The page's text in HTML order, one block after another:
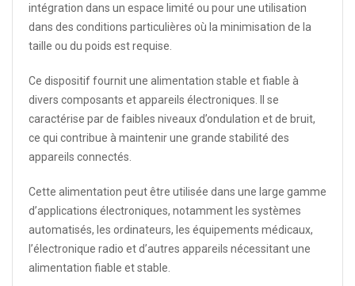
intégration dans un espace limité ou pour une utilisation
dans des conditions particulières où la minimisation de la
taille ou du poids est requise.
Ce dispositif fournit une alimentation stable et fiable à
divers composants et appareils électroniques. Il se
caractérise par de faibles niveaux d’ondulation et de bruit,
ce qui contribue à maintenir une grande stabilité des
appareils connectés.
Cette alimentation peut être utilisée dans une large gamme
d’applications électroniques, notamment les systèmes
automatisés, les ordinateurs, les équipements médicaux,
l’électronique radio et d’autres appareils nécessitant une
alimentation fiable et stable.